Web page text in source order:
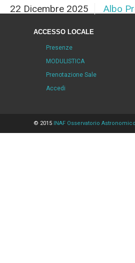
22 Dicembre 2025 Albo
ACCESSO LOCALE
Presenze
MODULISTICA
Prenotazione Sale
Accedi
© 2015 INAF Osservatorio